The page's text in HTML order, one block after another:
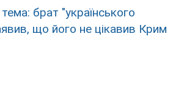
брат "українського
що його не цікавив Крим